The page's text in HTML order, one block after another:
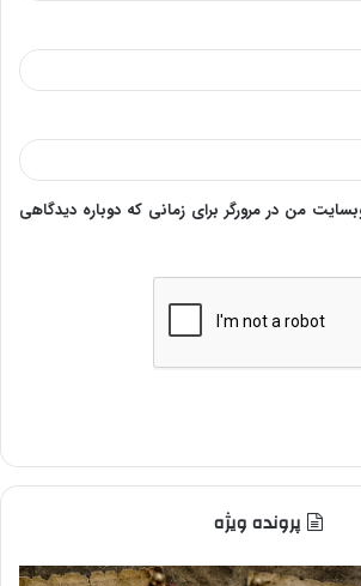
من در مرورگر برای زمانی که دوباره دیدگاهی
پرونده ویژه